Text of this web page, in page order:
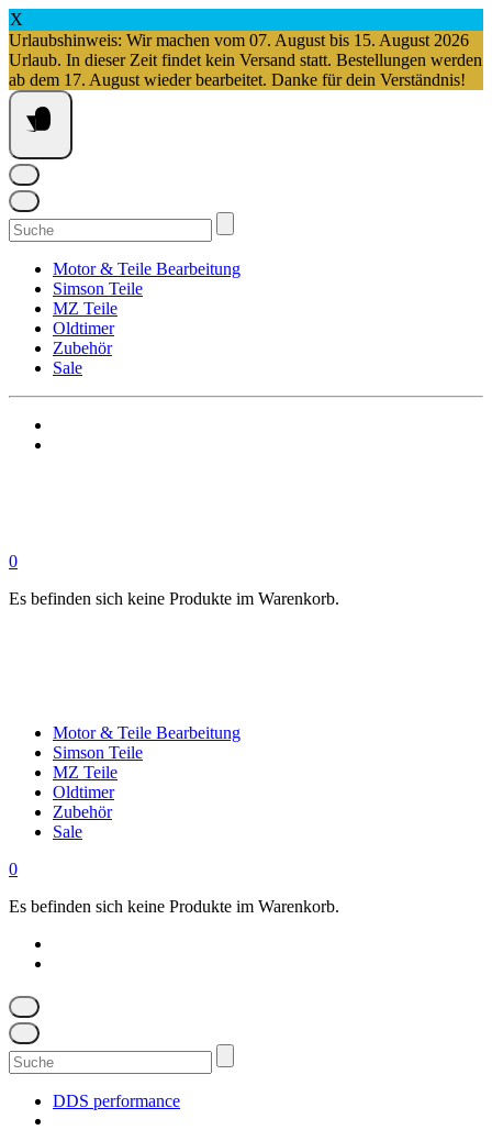
X
Urlaubshinweis: Wir machen vom 07. August bis 15. August 2026
Urlaub. In dieser Zeit findet kein Versand statt. Bestellungen werden
ab dem 17. August wieder bearbeitet. Danke für dein Verständnis!
Springe
zum
Inhalt
Suchen
nach:
Motor & Teile Bearbeitung
Simson Teile
MZ Teile
Oldtimer
Zubehör
Sale
0
Es befinden sich keine Produkte im Warenkorb.
Motor & Teile Bearbeitung
Simson Teile
MZ Teile
Oldtimer
Zubehör
Sale
0
Es befinden sich keine Produkte im Warenkorb.
Suchen
nach:
DDS performance